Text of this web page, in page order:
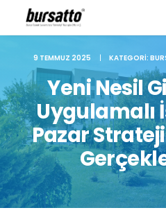
9 TEMMUZ 2025 | KATEGORI:
Yeni Nesil
Uygulamalı
Pazar